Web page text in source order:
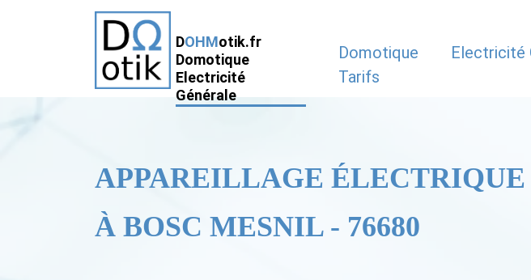
DOHMotik.fr
Domotique
Electricité
Générale
Domotique Electricité
Tarifs
APPAREILLAGE ÉLECTRIQUE
À BOSC MESNIL - 76680